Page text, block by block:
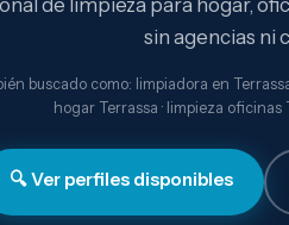
de limpieza para hogar,
sin agencias ni
buscado como: limpiadora en
hogar Terrassa · limpieza oficinas
🔍 Ver perfiles disponibles